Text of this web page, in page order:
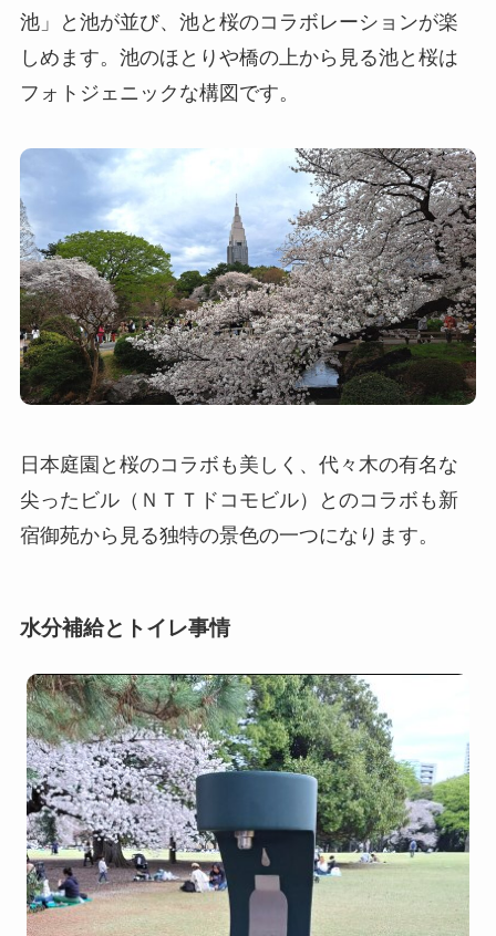
池」と池が並び、池と桜のコラボレーションが楽
しめます。池のほとりや橋の上から見る池と桜は
フォトジェニックな構図です。
日本庭園と桜のコラボも美しく、代々木の有名な
尖ったビル（ＮＴＴドコモビル）とのコラボも新
宿御苑から見る独特の景色の一つになります。
水分補給とトイレ事情